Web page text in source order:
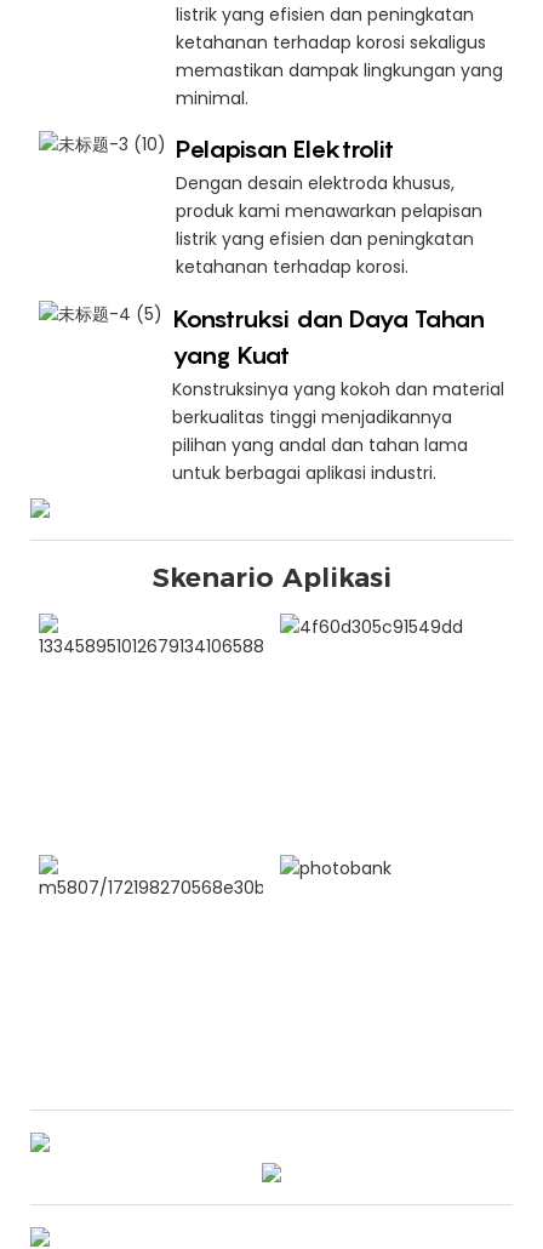
listrik yang efisien dan peningkatan
ketahanan terhadap korosi sekaligus
memastikan dampak lingkungan yang
minimal.
Pelapisan Elektrolit
Dengan desain elektroda khusus,
produk kami menawarkan pelapisan
listrik yang efisien dan peningkatan
ketahanan terhadap korosi.
Konstruksi dan Daya Tahan
yang Kuat
Konstruksinya yang kokoh dan material
berkualitas tinggi menjadikannya
pilihan yang andal dan tahan lama
untuk berbagai aplikasi industri.
Skenario Aplikasi